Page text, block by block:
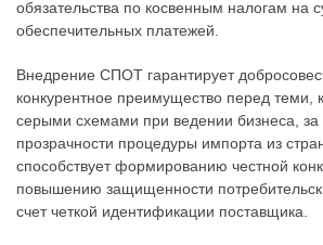
обязательства по косвенным налогам на
обеспечительных платежей.
Внедрение СПОТ гарантирует
конкурентное преимущество перед теми,
серыми схемами при ведении бизнеса, за
прозрачности процедуры импорта из
способствует формированию честной
повышению защищенности
счет четкой идентификации поставщика.